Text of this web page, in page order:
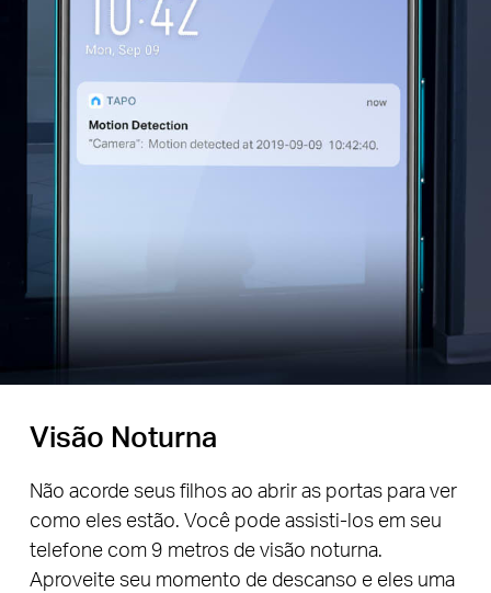
Visão Noturna
Não acorde seus filhos ao abrir as portas para ver
como eles estão. Você pode assisti-los em seu
telefone com 9 metros de visão noturna.
Aproveite seu momento de descanso e eles uma